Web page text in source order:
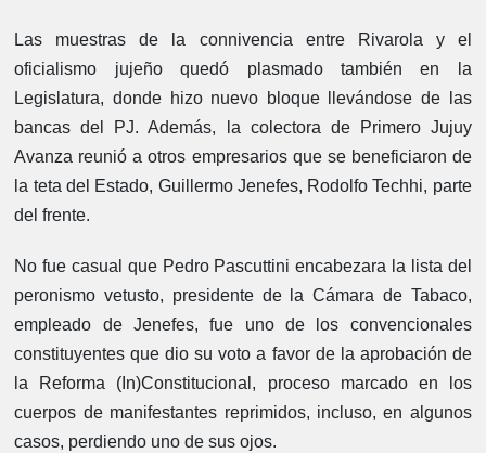
Las muestras de la connivencia entre Rivarola y el
oficialismo jujeño quedó plasmado también en la
Legislatura, donde hizo nuevo bloque llevándose de las
bancas del PJ. Además, la colectora de Primero Jujuy
Avanza reunió a otros empresarios que se beneficiaron de
la teta del Estado, Guillermo Jenefes, Rodolfo Techhi, parte
del frente.
No fue casual que Pedro Pascuttini encabezara la lista del
peronismo vetusto, presidente de la Cámara de Tabaco,
empleado de Jenefes, fue uno de los convencionales
constituyentes que dio su voto a favor de la aprobación de
la Reforma (In)Constitucional, proceso marcado en los
cuerpos de manifestantes reprimidos, incluso, en algunos
casos, perdiendo uno de sus ojos.